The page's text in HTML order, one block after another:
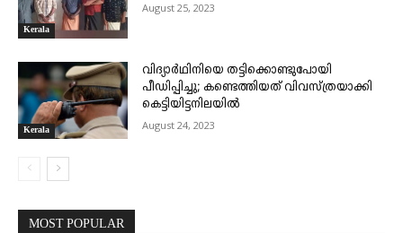
Kerala
August 25, 2023
Kerala
വിദ്യാർഥിനിയെ തട്ടിക്കൊണ്ടുപോയി
പീഡിപ്പിച്ചു; കണ്ടെത്തിയത് വിവസ്ത്രയാക്കി
കെട്ടിയിട്ടനിലയിൽ
August 24, 2023
MOST POPULAR